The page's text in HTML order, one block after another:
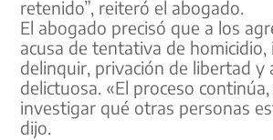
retenido”, reiteró el abogado.
El abogado precisó que a los
acusa de tentativa de homicidio,
delinquir, privación de libertad y
delictuosa. «El proceso
investigar qué otras personas
dijo.